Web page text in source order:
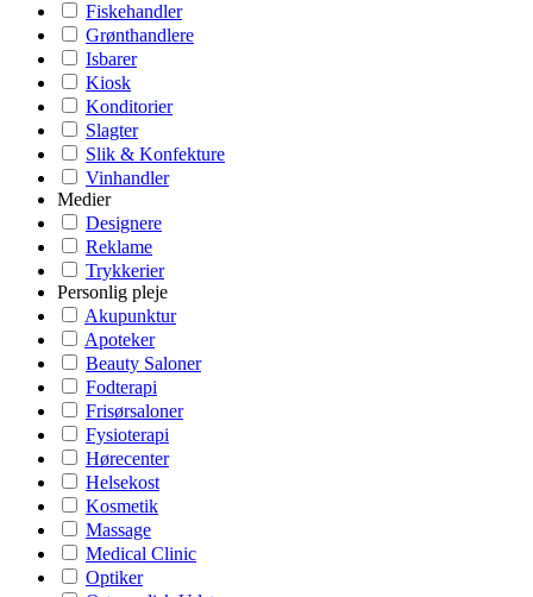
Fiskehandler
Grønthandlere
Isbarer
Kiosk
Konditorier
Slagter
Slik & Konfekture
Vinhandler
Medier
Designere
Reklame
Trykkerier
Personlig pleje
Akupunktur
Apoteker
Beauty Saloner
Fodterapi
Frisørsaloner
Fysioterapi
Hørecenter
Helsekost
Kosmetik
Massage
Medical Clinic
Optiker